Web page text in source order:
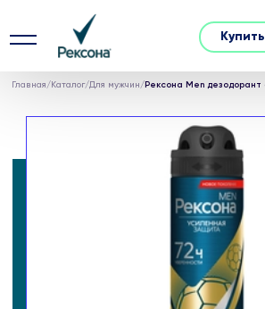
Купить
Главная / Каталог/Для мужчин /